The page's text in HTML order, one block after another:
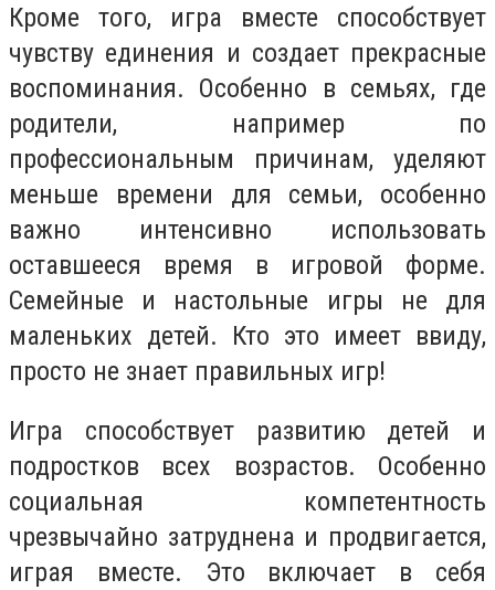
Кроме того, игра вместе способствует
чувству единения и создает прекрасные
воспоминания. Особенно в семьях, где
родители, например по
профессиональным причинам, уделяют
меньше времени для семьи, особенно
важно интенсивно использовать
оставшееся время в игровой форме.
Семейные и настольные игры не для
маленьких детей. Кто это имеет ввиду,
просто не знает правильных игр!
Игра способствует развитию детей и
подростков всех возрастов. Особенно
социальная компетентность
чрезвычайно затруднена и продвигается,
играя вместе. Это включает в себя